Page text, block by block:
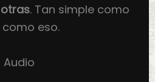
. Tan simple como
eso.
Audio